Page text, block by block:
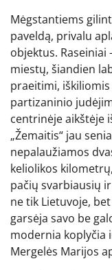
Mėgstantiems
paveldą, privalu
objektus. Raseiniai
miestų, šiandien
praeitimi,
partizaninio
centrinėje aikštėje
„Žemaitis“ jau
nepalaužiamos
keliolikos
pačių svarbiausių
ne tik Lietuvoje,
garsėja savo be
modernia koplyčia
Mergelės Marijos